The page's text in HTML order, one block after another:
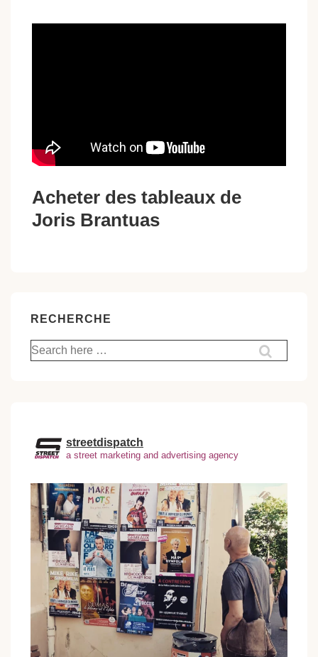
Acheter des tableaux de
Joris Brantuas
RECHERCHE
Recherche
pour:
streetdispatch
a street marketing and advertising agency